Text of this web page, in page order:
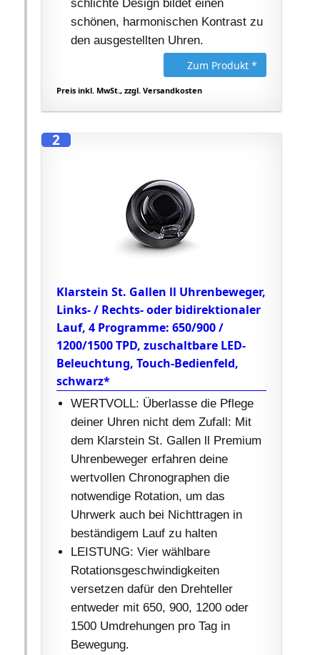
schlichte Design bildet einen
schönen, harmonischen Kontrast zu
den ausgestellten Uhren.
Zum Produkt *
Preis inkl. MwSt., zzgl. Versandkosten
2
Klarstein St. Gallen ll Uhrenbeweger,
Links- / Rechts- oder bidirektionaler
Lauf, 4 Programme: 650/900 /
1200/1500 TPD, zuschaltbare LED-
Beleuchtung, Touch-Bedienfeld,
schwarz*
WERTVOLL: Überlasse die Pflege
deiner Uhren nicht dem Zufall: Mit
dem Klarstein St. Gallen ll Premium
Uhrenbeweger erfahren deine
wertvollen Chronographen die
notwendige Rotation, um das
Uhrwerk auch bei Nichttragen in
beständigem Lauf zu halten
LEISTUNG: Vier wählbare
Rotationsgeschwindigkeiten
versetzen dafür den Drehteller
entweder mit 650, 900, 1200 oder
1500 Umdrehungen pro Tag in
Bewegung.